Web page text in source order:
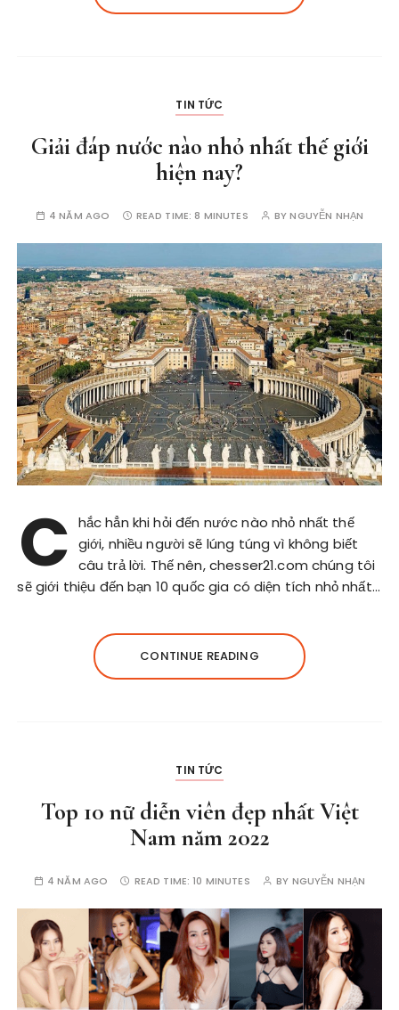
TIN TỨC
Giải đáp nước nào nhỏ nhất thế giới
hiện nay?
4 NĂM AGO READ TIME:8 MINUTES BYNGUYỄN NHẠN
C hắc hẳn khi hỏi đến nước nào nhỏ nhất thế
giới, nhiều người sẽ lúng túng vì không biết
câu trả lời. Thế nên, chesser21.com chúng tôi
sẽ giới thiệu đến bạn 10 quốc gia có diện tích nhỏ nhất…
CONTINUE READING
TIN TỨC
Top 10 nữ diễn viên đẹp nhất Việt
Nam năm 2022
4 NĂM AGO READ TIME:10 MINUTES BY NGUYỄN NHẠN